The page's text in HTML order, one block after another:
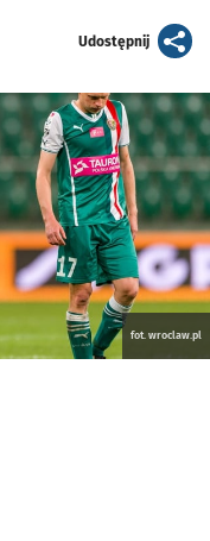
Udostępnijartykuł
fot. wroclaw.pl